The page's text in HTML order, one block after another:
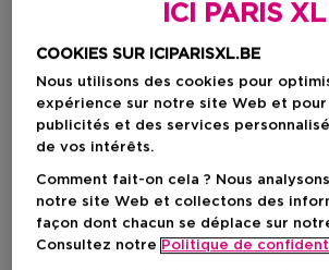
ICI PARIS XL
COOKIES SUR ICIPARISXL.BE
Nous utilisons des cookies pour
expérience sur notre site Web et
publicités et des services
de vos intérêts.
Comment fait-on cela ? Nous
notre site Web et collectons des
façon dont chacun se déplace sur
Consultez notre Politique de